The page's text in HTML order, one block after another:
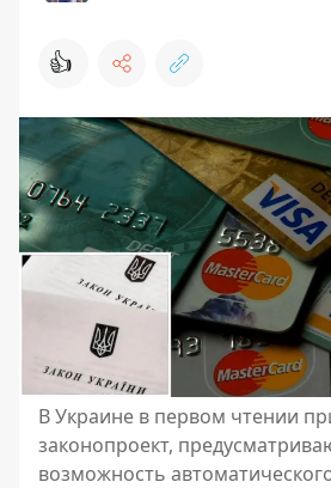
👍
В Украине в первом чтении
законопроект,
возможность